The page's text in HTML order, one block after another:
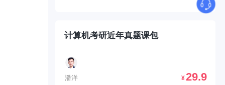
计算机考研近年真题课包
潘洋 ¥29.9